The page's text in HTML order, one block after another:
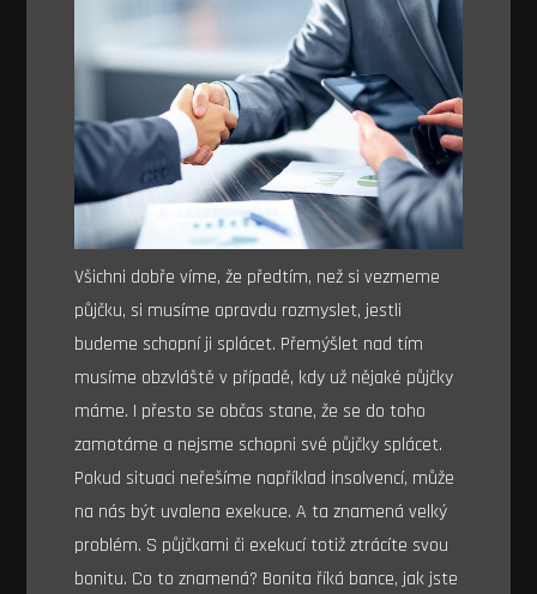
Všichni dobře víme, že předtím, než si vezmeme
půjčku, si musíme opravdu rozmyslet, jestli
budeme schopní ji splácet. Přemýšlet nad tím
musíme obzvláště v případě, kdy už nějaké půjčky
máme. I přesto se občas stane, že se do toho
zamotáme a nejsme schopni své půjčky splácet.
Pokud situaci neřešíme například insolvencí, může
na nás být uvalena exekuce. A ta znamená velký
problém. S půjčkami či exekucí totiž ztrácíte svou
bonitu. Co to znamená? Bonita říká bance, jak jste